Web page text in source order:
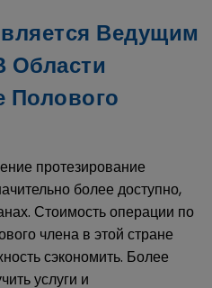
Ведущим
Области
Полового
протезирование
более доступно,
Стоимость операции по
члена в этой стране
сэкономить. Более
услуги и